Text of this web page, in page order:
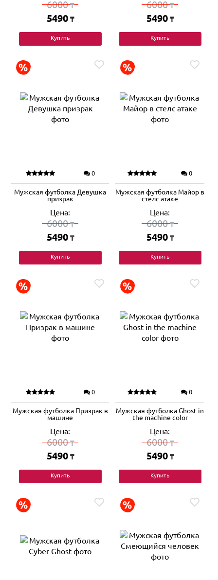
6000₸
5490 ₸
Купить
6000₸
5490 ₸
Купить
0
Мужская футболка Девушка
призрак
Цена:
6000₸
5490 ₸
Купить
0
Мужская футболка Майор в
стелс атаке
Цена:
6000₸
5490 ₸
Купить
0
Мужская футболка Призрак в
машине
Цена:
6000₸
5490 ₸
Купить
0
Мужская футболка Ghost in
the machine color
Цена:
6000₸
5490 ₸
Купить